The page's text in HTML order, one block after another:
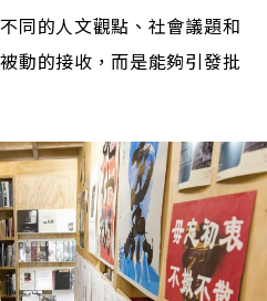
同的人文觀點、社會議題和
動的接收，而是能夠引發批